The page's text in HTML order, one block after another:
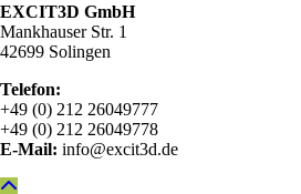
EXCIT3D GmbH
Mankhauser Str. 1
42699 Solingen
Telefon:
+49 (0) 212 26049777
+49 (0) 212 26049778
E-Mail: info@excit3d.de